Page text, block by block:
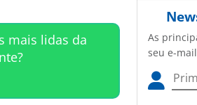
mais lidas da
As
seu e-mail